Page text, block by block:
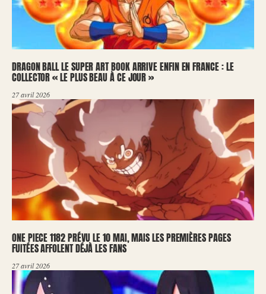
DRAGON BALL LE SUPER ART BOOK ARRIVE ENFIN EN FRANCE : LE
COLLECTOR « LE PLUS BEAU À CE JOUR »
27 avril 2026
ONE PIECE 1182 PRÉVU LE 10 MAI, MAIS LES PREMIÈRES PAGES
FUITÉES AFFOLENT DÉJÀ LES FANS
27 avril 2026